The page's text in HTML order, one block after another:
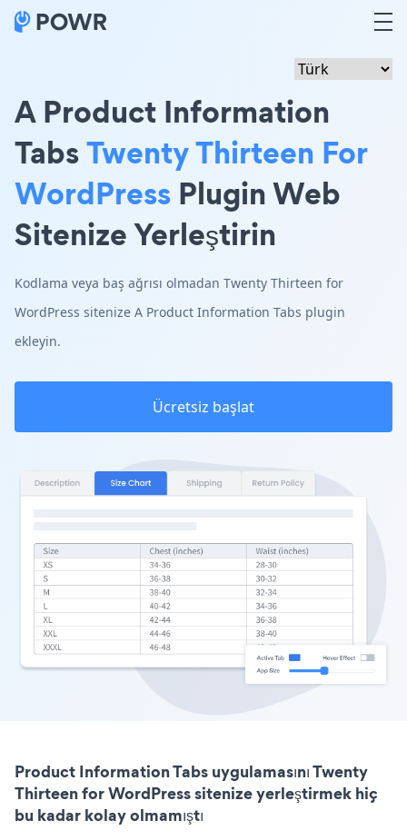
A Product Information
TabsTwenty Thirteen For
WordPress Plugin Web
Sitenize Yerleştirin
Kodlama veya baş ağrısı olmadan Twenty Thirteen for
WordPress sitenize A Product Information Tabs plugin
ekleyin.
Ücretsiz başlat
Product Information Tabs uygulamasını Twenty
Thirteen for WordPress sitenize yerleştirmek hiç
bu kadar kolay olmamıştı